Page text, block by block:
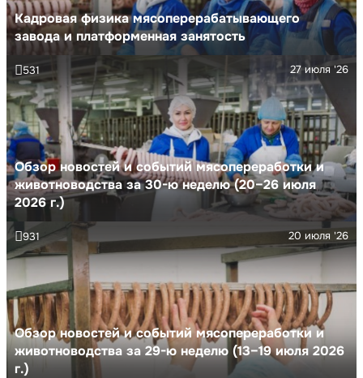
Кадровая физика мясоперерабатывающего
завода и платформенная занятость
Обзор новостей и событий мясопереработки и
животноводства за 30-ю неделю (20–26 июля
2026 г.)
27 июля '26
531
Обзор новостей и событий мясопереработки и
животноводства за 29-ю неделю (13–19 июля 2026
г.)
20 июля '26
931